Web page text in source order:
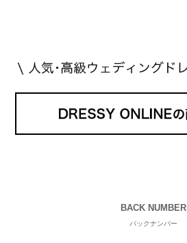
BACK NUMBER
バックナンバー